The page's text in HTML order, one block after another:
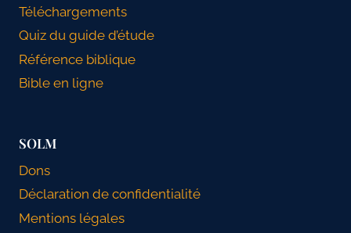
Téléchargements
Quiz du guide d’étude
Référence biblique
Bible en ligne
SOLM
Dons
Déclaration de confidentialité
Mentions légales